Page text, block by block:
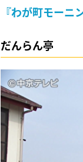
『わが町モーニ
だんらん亭